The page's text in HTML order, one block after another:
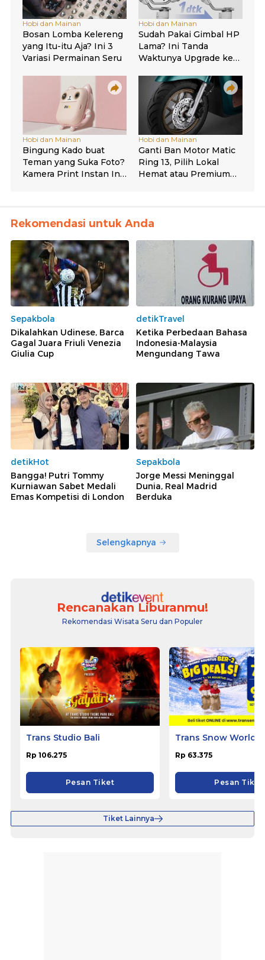
Rekomendasi untuk Anda
Sepakbola
Dikalahkan Udinese, Barca
Gagal Juara Friuli Venezia
Giulia Cup
detikTravel
Ketika Perbedaan Bahasa
Indonesia-Malaysia
Mengundang Tawa
detikHot
Bangga! Putri Tommy
Kurniawan Sabet Medali
Emas Kompetisi di London
Sepakbola
Jorge Messi Meninggal
Dunia, Real Madrid
Berduka
Selengkapnya
Rencanakan Liburanmu!
Rekomendasi Wisata Seru dan Populer
Trans Studio Bali
Rp 106.275
Pesan Tiket
Trans Snow World
Rp 63.375
Pesan Tiket
Tiket Lainnya